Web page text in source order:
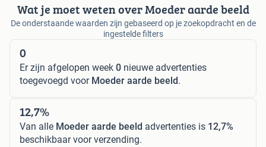
Wat je moet weten over Moeder aarde beeld
De onderstaande waarden zijn gebaseerd op je zoekopdracht en de
ingestelde filters
0
Er zijn afgelopen week 0 nieuwe advertenties
toegevoegd voor Moeder aarde beeld.
12,7%
Van alle Moeder aarde beeld advertenties is 12,7%
beschikbaar voor verzending.